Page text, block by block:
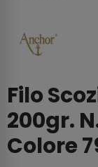
Filo
200gr.
Colore